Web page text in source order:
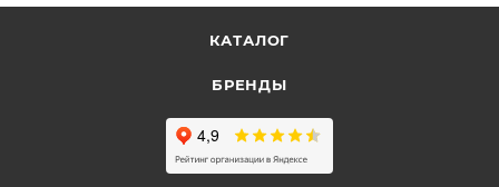
КАТАЛОГ
БРЕНДЫ